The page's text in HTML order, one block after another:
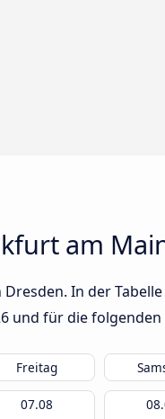
am
In der
und für die folgenden
Freitag
07.08